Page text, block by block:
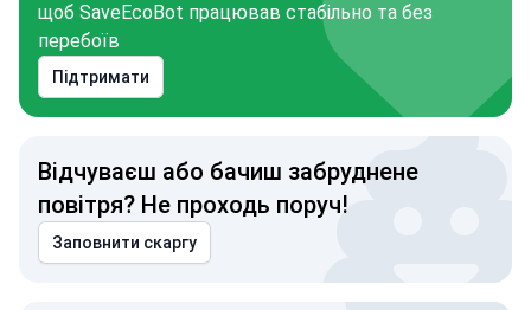
щоб SaveEcoBot працював стабільно та без
перебоїв
Підтримати
Відчуваєш або бачиш забруднене
повітря? Не проходь поруч!
Заповнити скаргу